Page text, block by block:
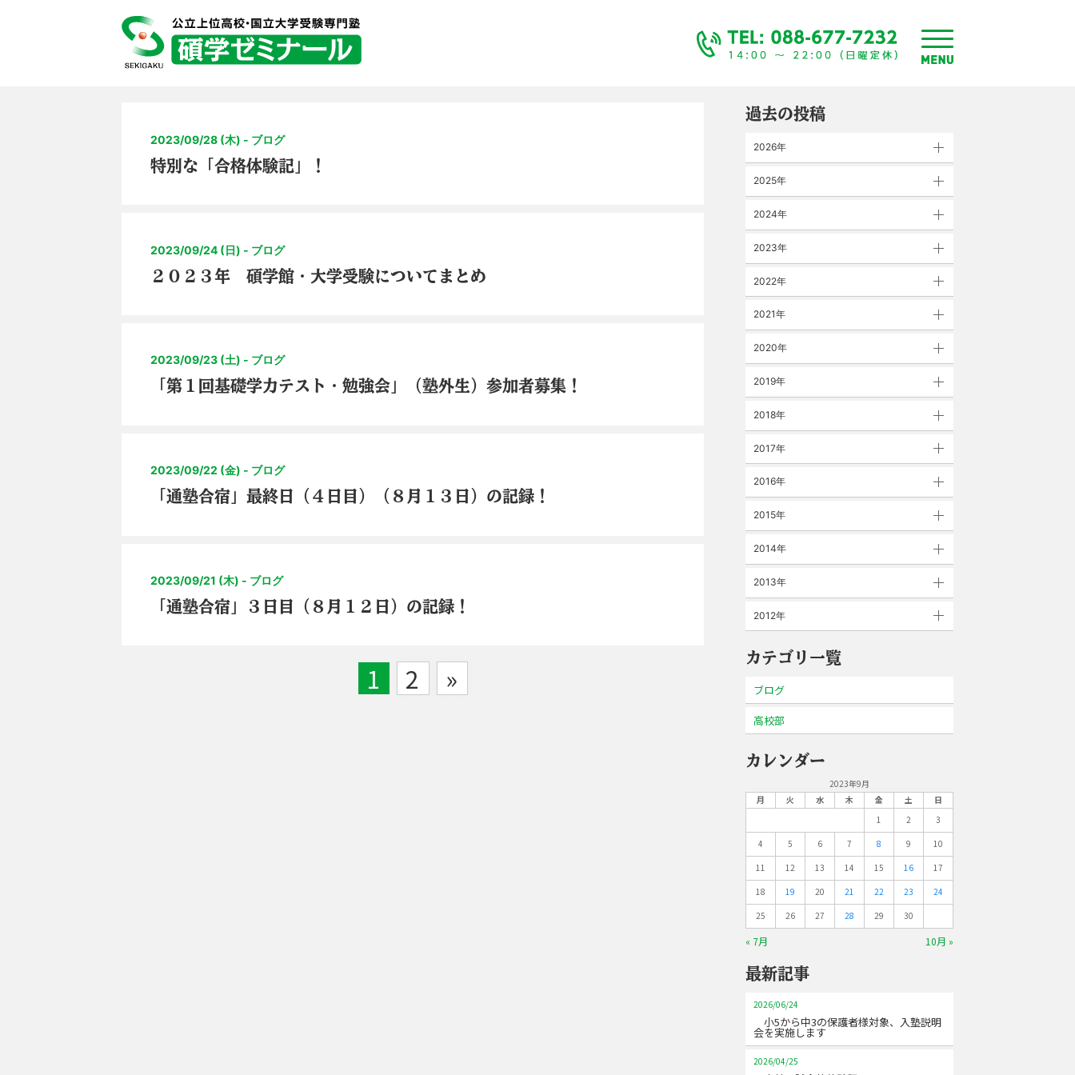
toggle
menu
2023/09/28 (木) - ブログ
特別な「合格体験記」！
2023/09/24 (日) - ブログ
２０２３年 碩学館・大学受験についてまとめ
2023/09/23 (土) - ブログ
「第１回基礎学力テスト・勉強会」（塾外生）参加者募集！
2023/09/22 (金) - ブログ
「通塾合宿」最終日（４日目）（８月１３日）の記録！
2023/09/21 (木) - ブログ
「通塾合宿」３日目（８月１２日）の記録！
1 2 »
過去の投稿
2026年
2025年
2024年
2023年
2022年
2021年
2020年
2019年
2018年
2017年
2016年
2015年
2014年
2013年
2012年
カテゴリ一覧
ブログ
高校部
カレンダー
2023年9月
月
火 水 木 金 土
日
1
2
3
4
5 6 7 8 9
10
11
12 13 14 15 16
17
18
19 20 21 22 23
24
25
26 27 28 29 30
« 7月 10月 »
最新記事
2026/06/24
小5から中3の保護者様対象、入塾説明
会を実施します
2026/04/25